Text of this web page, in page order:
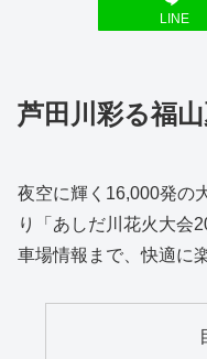
LINE
芦田川彩る福
夜空に輝く16,000発の
り「あしだ川花火大会
車場情報まで、快適に